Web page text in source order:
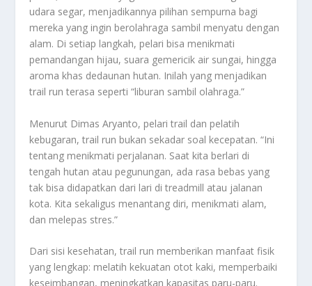
udara segar, menjadikannya pilihan sempurna bagi
mereka yang ingin berolahraga sambil menyatu dengan
alam. Di setiap langkah, pelari bisa menikmati
pemandangan hijau, suara gemericik air sungai, hingga
aroma khas dedaunan hutan. Inilah yang menjadikan
trail run terasa seperti “liburan sambil olahraga.”
Menurut Dimas Aryanto, pelari trail dan pelatih
kebugaran, trail run bukan sekadar soal kecepatan. “Ini
tentang menikmati perjalanan. Saat kita berlari di
tengah hutan atau pegunungan, ada rasa bebas yang
tak bisa didapatkan dari lari di treadmill atau jalanan
kota. Kita sekaligus menantang diri, menikmati alam,
dan melepas stres.”
Dari sisi kesehatan, trail run memberikan manfaat fisik
yang lengkap: melatih kekuatan otot kaki, memperbaiki
keseimbangan, meningkatkan kapasitas paru-paru.